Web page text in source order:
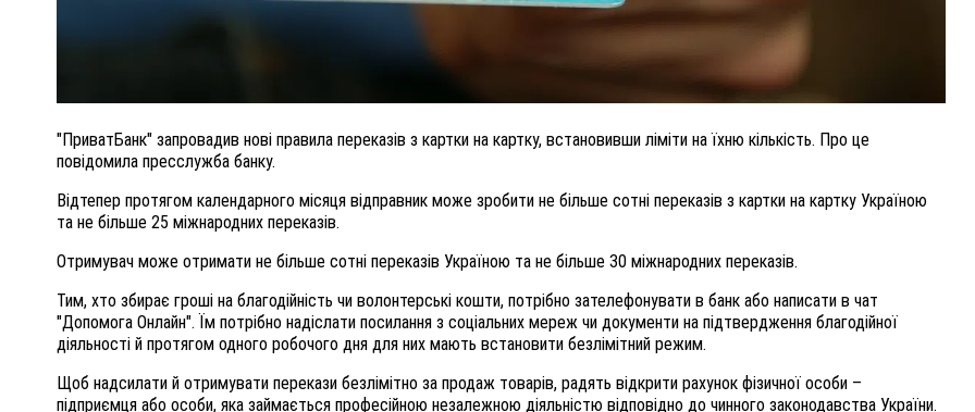
"ПриватБанк" запровадив нові правила переказів з картки на картку, встановивши ліміти на їхню кількість. Про це
повідомила пресслужба банку.
Відтепер протягом календарного місяця відправник може зробити не більше сотні переказів з картки на картку Україною
та не більше 25 міжнародних переказів.
Отримувач може отримати не більше сотні переказів Україною та не більше 30 міжнародних переказів.
Тим, хто збирає гроші на благодійність чи волонтерські кошти, потрібно зателефонувати в банк або написати в чат
"Допомога Онлайн". Їм потрібно надіслати посилання з соціальних мереж чи документи на підтвердження благодійної
діяльності й протягом одного робочого дня для них мають встановити безлімітний режим.
Щоб надсилати й отримувати перекази безлімітно за продаж товарів, радять відкрити рахунок фізичної особи –
підприємця або особи, яка займається професійною незалежною діяльністю відповідно до чинного законодавства України.